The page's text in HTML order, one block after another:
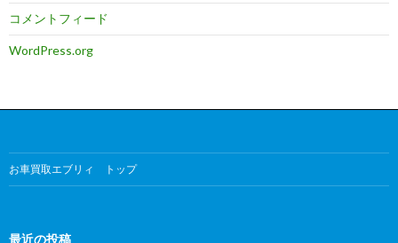
コメントフィード
WordPress.org
お車買取エブリィ トップ
最近の投稿